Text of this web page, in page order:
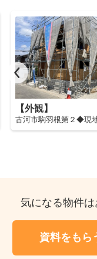
【外観】
古河市駒羽根第２◆現
気になる物件
資料をもら